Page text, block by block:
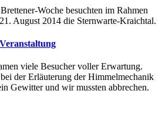
Woche besuchten im Rahmen
August 2014 die Sternwarte-Kraichtal.
viele Besucher voller Erwartung.
der Erläuterung der Himmelmechanik
Gewitter und wir mussten abbrechen.